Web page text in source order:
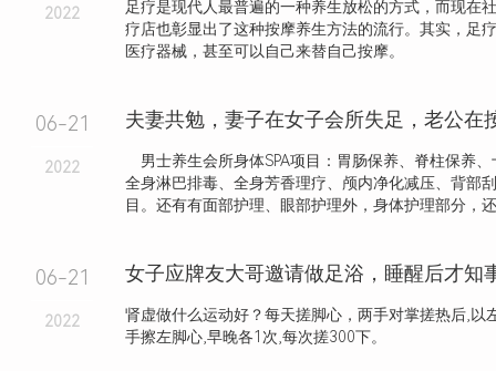
2022
足疗是现代人最普遍的一种养生放松的方式，而现在
疗店也彰显出了这种按摩养生方法的流行。其实，足
医疗器械，甚至可以自己来替自己按摩。
06-21
2022
男士养生会所身体SPA项目：胃肠保养、脊柱保养
全身淋巴排毒、全身芳香理疗、颅内净化减压、背部
目。还有有面部护理、眼部护理外，身体护理部分，
06-21
2022
肾虚做什么运动好？每天搓脚心，两手对掌搓热后,以
手擦左脚心,早晚各1次,每次搓300下。